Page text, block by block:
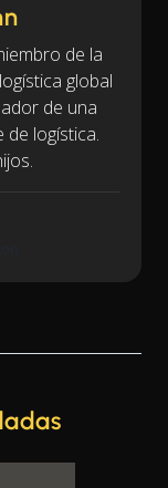
de la
global
de una
logística.